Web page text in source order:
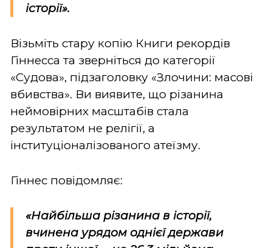
історії».
Візьміть стару копію Книги рекордів
Гіннесса та зверніться до категорії
«Судова», підзаголовку «Злочини: масові
вбивства». Ви виявите, що різанина
неймовірних масштабів стала
результатом не релігії, а
інституціоналізованого атеїзму.
Гіннес повідомляє:
«Найбільша різанина в історії,
вчинена урядом однієї держави